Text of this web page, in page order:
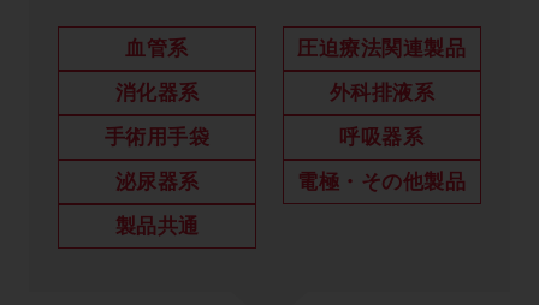
添付文書
お問い合わせ
血管系
圧迫療法関連製品
消化器系
外科排液系
手術用手袋
呼吸器系
泌尿器系
電極・その他製品
製品共通